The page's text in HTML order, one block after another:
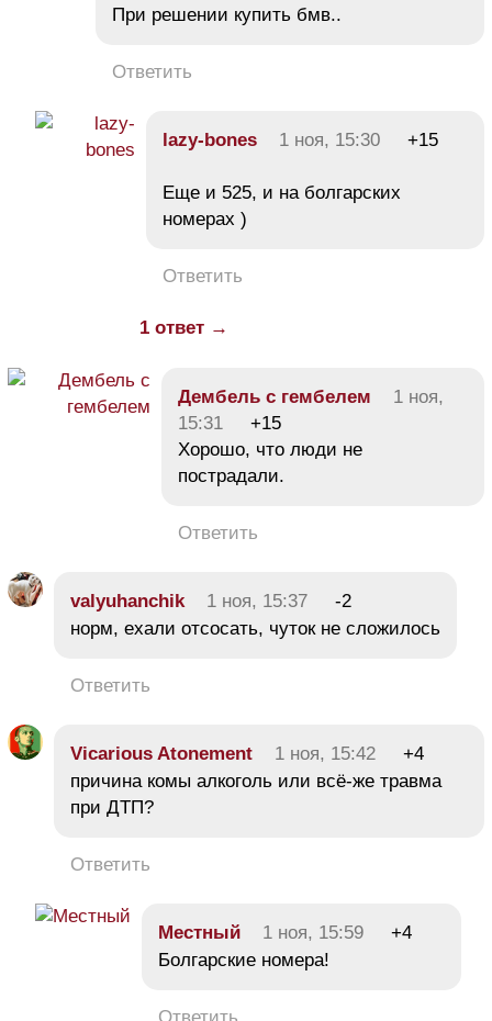
При решении купить бмв..
Ответить
lazy-bones 1 ноя, 15:30 +15
Еще и 525, и на болгарских
номерах )
Ответить
1 ответ →
Дембель с гембелем
1 ноя,
15:31
+15
Хорошо, что люди не
пострадали.
Ответить
valyuhanchik 1 ноя, 15:37
-2
норм, ехали отсосать, чуток не сложилось
Ответить
Vicarious Atonement 1 ноя, 15:42
+4
причина комы алкоголь или всё-же травма
при ДТП?
Ответить
Местный 1 ноя, 15:59
+4
Болгарские номера!
Ответить